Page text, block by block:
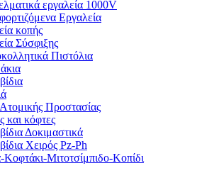
εργαλεία 1000V
Εργαλεία
κοπής
Σύσφιξης
Πιστόλια
Προστασίας
και κόφτες
Δοκιμαστικά
Χειρός Pz-Ph
Μιτοτσίμπιδο-Κοπίδι